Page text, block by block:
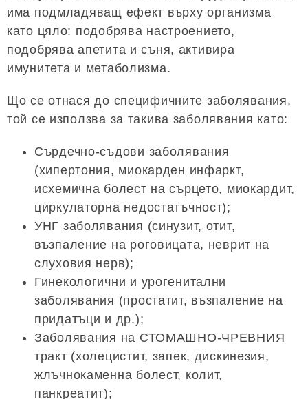
има подмладяващ ефект върху организма
като цяло: подобрява настроението,
подобрява апетита и съня, активира
имунитета и метаболизма.
Що се отнася до специфичните заболявания,
той се използва за такива заболявания като:
Сърдечно-съдови заболявания
(хипертония, миокарден инфаркт,
исхемична болест на сърцето, миокардит,
циркулаторна недостатъчност);
УНГ заболявания (синузит, отит,
възпаление на роговицата, неврит на
слуховия нерв);
Гинекологични и урогенитални
заболявания (простатит, възпаление на
придатъци и др.);
Заболявания на СТОМАШНО-ЧРЕВНИЯ
тракт (холецистит, запек, дискинезия,
жлъчнокаменна болест, колит,
панкреатит);